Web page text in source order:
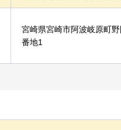
宮崎県宮崎市阿波岐原町野
番地1